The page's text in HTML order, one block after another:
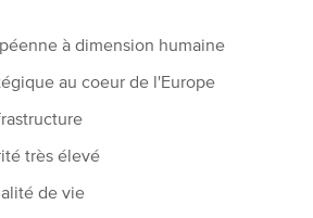
à dimension humaine
au coeur de l'Europe
très élevé
de vie